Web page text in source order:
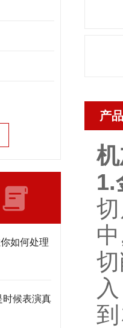
如何处理
时候表演真
产
1.